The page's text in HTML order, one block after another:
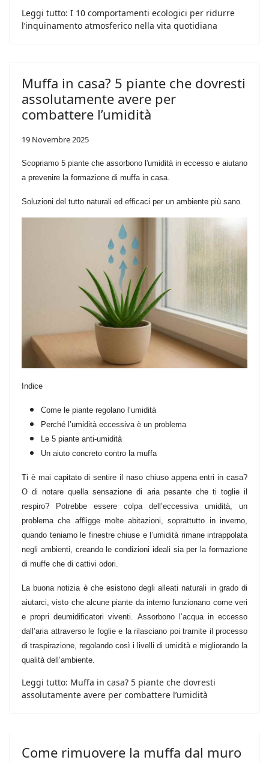
Leggi tutto: I 10 comportamenti ecologici per ridurre
l’inquinamento atmosferico nella vita quotidiana
Muffa in casa? 5 piante che dovresti
assolutamente avere per
combattere l’umidità
19 Novembre 2025
Scopriamo 5 piante che assorbono l'umidità in eccesso e aiutano
a prevenire la formazione di muffa in casa.
Soluzioni del tutto naturali ed efficaci per un ambiente più sano.
Indice
Come le piante regolano l’umidità
Perché l’umidità eccessiva è un problema
Le 5 piante anti-umidità
Un aiuto concreto contro la muffa
Ti è mai capitato di sentire il naso chiuso appena entri in casa?
O di notare quella sensazione di aria pesante che ti toglie il
respiro? Potrebbe essere colpa dell’eccessiva umidità, un
problema che affligge molte abitazioni, soprattutto in inverno,
quando teniamo le finestre chiuse e l’umidità rimane intrappolata
negli ambienti, creando le condizioni ideali sia per la formazione
di muffe che di cattivi odori.
La buona notizia è che esistono degli alleati naturali in grado di
aiutarci, visto che alcune piante da interno funzionano come veri
e propri deumidificatori viventi. Assorbono l’acqua in eccesso
dall’aria attraverso le foglie e la rilasciano poi tramite il processo
di traspirazione, regolando così i livelli di umidità e migliorando la
qualità dell’ambiente.
Leggi tutto: Muffa in casa? 5 piante che dovresti
assolutamente avere per combattere l’umidità
Come rimuovere la muffa dal muro